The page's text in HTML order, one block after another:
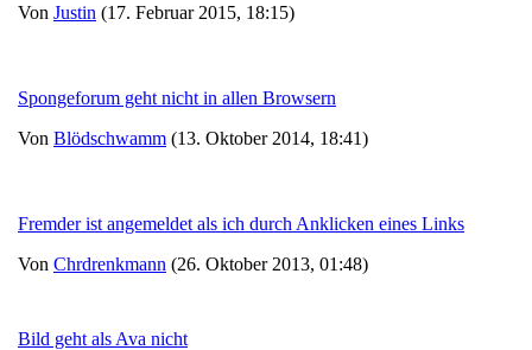
Von Justin (17. Februar 2015, 18:15)
Spongeforum geht nicht in allen Browsern
Von Blödschwamm (13. Oktober 2014, 18:41)
Fremder ist angemeldet als ich durch Anklicken eines Links
Von Chrdrenkmann (26. Oktober 2013, 01:48)
Bild geht als Ava nicht